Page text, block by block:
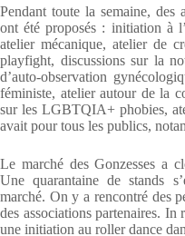
Pendant toute la semaine,
ont été proposés : initiation à
atelier mécanique, atelier de
playfight, discussions sur la
d’auto-observation
féministe, atelier autour de la
sur les LGBTQIA+ phobies,
avait pour tous les publics,
Le marché des Gonzesses a
Une quarantaine de stands
marché. On y a rencontré des
des associations partenaires.
une initiation au roller dance